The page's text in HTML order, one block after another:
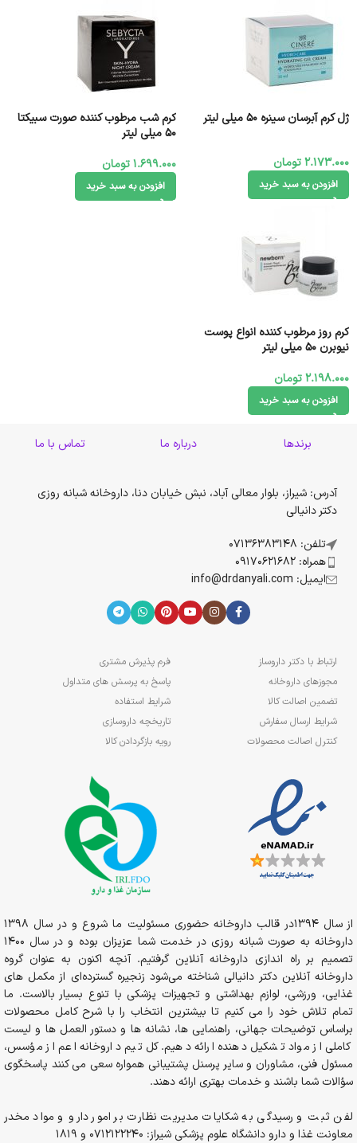
ژل کرم آبرسان سینره 50 میلی لیتر
2.173.000تومان
افزودن به سبد خرید
کرم شب مرطوب کننده صورت سبیکتا
50 میلی لیتر
1.699.000تومان
افزودن به سبد خرید
کرم روز مرطوب کننده انواع پوست
نیوبرن 50 میلی لیتر
2.198.000تومان
افزودن به سبد خرید
برندها درباره ما تماس با ما
آدرس: شیراز، بلوار معالی آباد، نبش خیابان دنا، داروخانه شبانه روزی
دکتر دانیالی
تلفن: 07136383148
همراه: 09170621682
ایمیل: info@drdanyali.com
ارتباط با دکتر داروساز
مجوزهای داروخانه
تضمین اصالت کالا
شرایط ارسال سفارش
کنترل اصالت محصولات
فرم پذیرش مشتری
پاسخ به پرسش های متداول
شرایط استفاده
تاریخچه داروسازی
رویه بازگردادن کالا
از سال 1394در قالب داروخانه حضوری مسئولیت ما شروع و در سال 1398
داروخانه به صورت شبانه روزی در خدمت شما عزیزان بوده و در سال 1400
تصمیم بر راه اندازی داروخانه آنلاین گرفتیم. آنچه اکنون به عنوان گروه
داروخانه آنلاین دکتر دانیالی شناخته می‌شود زنجیره گسترده‌ای از مکمل های
غذایی، ورزشی، لوازم بهداشتی و تجهیزات پزشکی با تنوع بسیار بالاست. ما
تمام تلاش خود را می کنیم تا بیشترین انتخاب را با شرح کامل محصولات
براساس توضیحات جهانی، راهنمایی ها، نشانه ها و دستور العمل ها و لیست
کاملی از مواد تشکیل دهنده ارائه دهیم. کل تیم داروخانه اعم از مؤسس،
مسئول فنی، مشاوران و سایر پرسنل پشتیبانی همواره سعی می کنند پاسخگوی
سؤالات شما باشند و خدمات بهتری ارائه دهند.
لفن ثبت و رسیدگی به شکایات مدیریت نظارت بر امور دارو و مواد مخدر
معاونت غذا و دارو دانشگاه علوم پزشکی شیراز: 0712122240 و 1819